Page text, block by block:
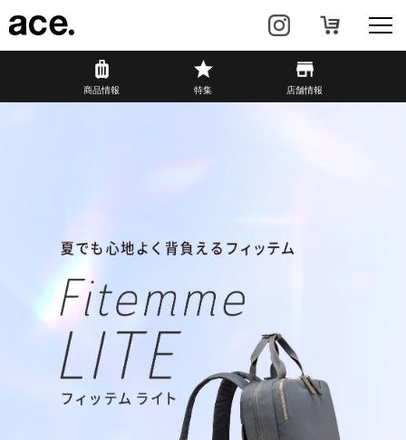
商品情報
カジュアル HAyU×ace.
特集
店舗情報 新着情報
オンラインストア
商品情報 特集 店舗情報